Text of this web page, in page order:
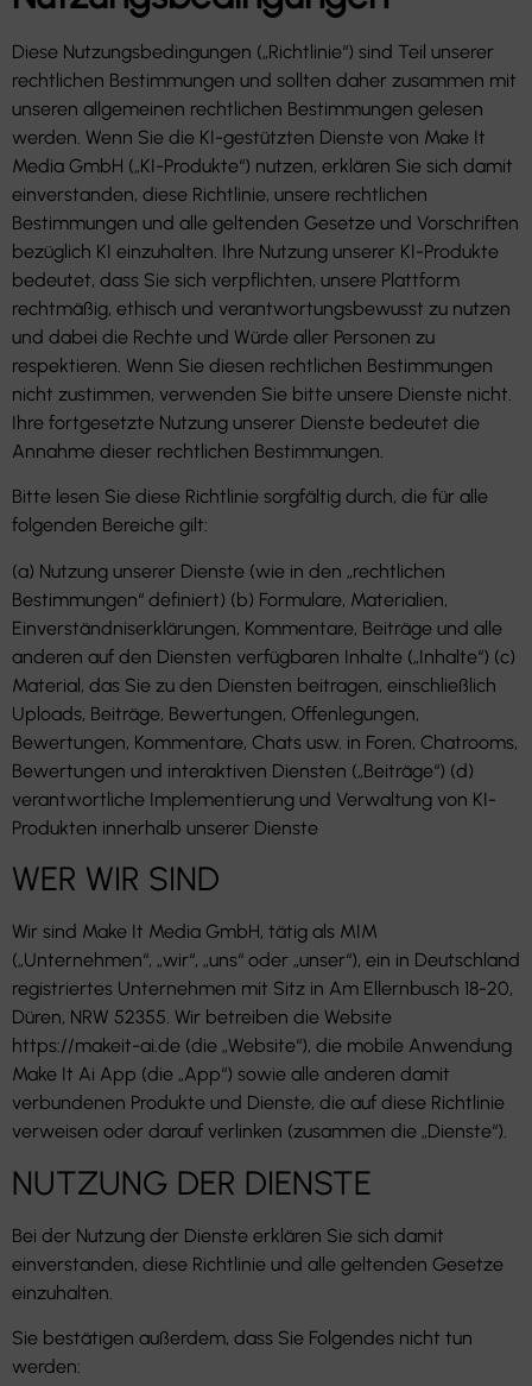
Diese Nutzungsbedingungen („Richtlinie“) sind Teil unserer
rechtlichen Bestimmungen und sollten daher zusammen mit
unseren allgemeinen rechtlichen Bestimmungen gelesen
werden. Wenn Sie die KI-gestützten Dienste von Make It
Media GmbH („KI-Produkte“) nutzen, erklären Sie sich damit
einverstanden, diese Richtlinie, unsere rechtlichen
Bestimmungen und alle geltenden Gesetze und Vorschriften
bezüglich KI einzuhalten. Ihre Nutzung unserer KI-Produkte
bedeutet, dass Sie sich verpflichten, unsere Plattform
rechtmäßig, ethisch und verantwortungsbewusst zu nutzen
und dabei die Rechte und Würde aller Personen zu
respektieren. Wenn Sie diesen rechtlichen Bestimmungen
nicht zustimmen, verwenden Sie bitte unsere Dienste nicht.
Ihre fortgesetzte Nutzung unserer Dienste bedeutet die
Annahme dieser rechtlichen Bestimmungen.
Bitte lesen Sie diese Richtlinie sorgfältig durch, die für alle
folgenden Bereiche gilt:
(a) Nutzung unserer Dienste (wie in den „rechtlichen
Bestimmungen“ definiert) (b) Formulare, Materialien,
Einverständniserklärungen, Kommentare, Beiträge und alle
anderen auf den Diensten verfügbaren Inhalte („Inhalte“) (c)
Material, das Sie zu den Diensten beitragen, einschließlich
Uploads, Beiträge, Bewertungen, Offenlegungen,
Bewertungen, Kommentare, Chats usw. in Foren, Chatrooms,
Bewertungen und interaktiven Diensten („Beiträge“) (d)
verantwortliche Implementierung und Verwaltung von KI-
Produkten innerhalb unserer Dienste
WER WIR SIND
Wir sind Make It Media GmbH, tätig als MIM
(„Unternehmen“, „wir“, „uns“ oder „unser“), ein in Deutschland
registriertes Unternehmen mit Sitz in Am Ellernbusch 18-20,
Düren, NRW 52355. Wir betreiben die Website
https://makeit-ai.de (die „Website“), die mobile Anwendung
Make It Ai App (die „App“) sowie alle anderen damit
verbundenen Produkte und Dienste, die auf diese Richtlinie
verweisen oder darauf verlinken (zusammen die „Dienste“).
NUTZUNG DER DIENSTE
Bei der Nutzung der Dienste erklären Sie sich damit
einverstanden, diese Richtlinie und alle geltenden Gesetze
einzuhalten.
Sie bestätigen außerdem, dass Sie Folgendes nicht tun
werden: